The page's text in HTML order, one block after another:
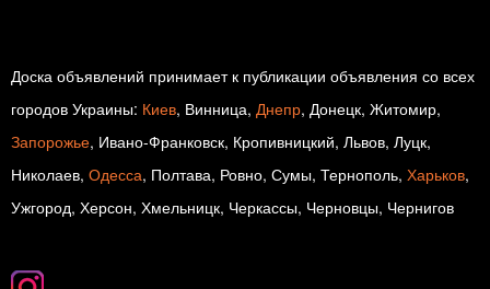
Доска объявлений принимает к публикации объявления со всех
городов Украины: Киев, Винница, Днепр, Донецк, Житомир,
Запорожье, Ивано-Франковск, Кропивницкий, Львов, Луцк,
Николаев, Одесса, Полтава, Ровно, Сумы, Тернополь, Харьков,
Ужгород, Херсон, Хмельницк, Черкассы, Черновцы, Чернигов